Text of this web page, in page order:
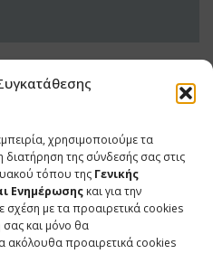
χρησιμοποιούμε τα
διατήρηση της σύνδεσής σας στις
τόπου της Γενικής
Ενημέρωσης και για την
με τα προαιρετικά cookies
σας και μόνο θα
ακόλουθα προαιρετικά cookies